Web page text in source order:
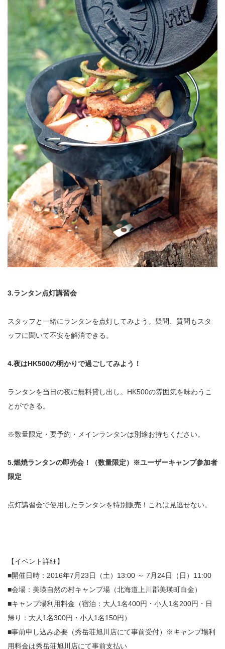
3.ランタン点灯講習会
スタッフと一緒にランタンを点灯してみよう。疑問、質問もスタ
ッフに聞いて不安を解消できる。
4.夜はHK500の明かりで過ごしてみよう！
ランタンを当日の夜に無料貸し出し。HK500の雰囲気を味わうこ
とができる。
※数量限定・要予約・メインランタンは別途お持ちください。
5.燃焼ランタンの即売会！（数量限定）※ユーザーキャンプ参加者
限定
点灯講習会で使用したランタンを特別販売！これは見逃せない。
【イベント詳細】
■開催日時：2016年7月23日（土）13:00 ～ 7月24日（日）11:00
■会場：美瑛自然の村キャンプ場（北海道上川郡美瑛町白金）
■キャンプ場利用料金（宿泊：大人1名400円・小人1名200円・日
帰り：大人1名300円・小人1名150円）
■事前申し込み必要（秀岳荘旭川店にて事前受付）※キャンプ場利
用料金は秀岳荘旭川店にて事前支払い